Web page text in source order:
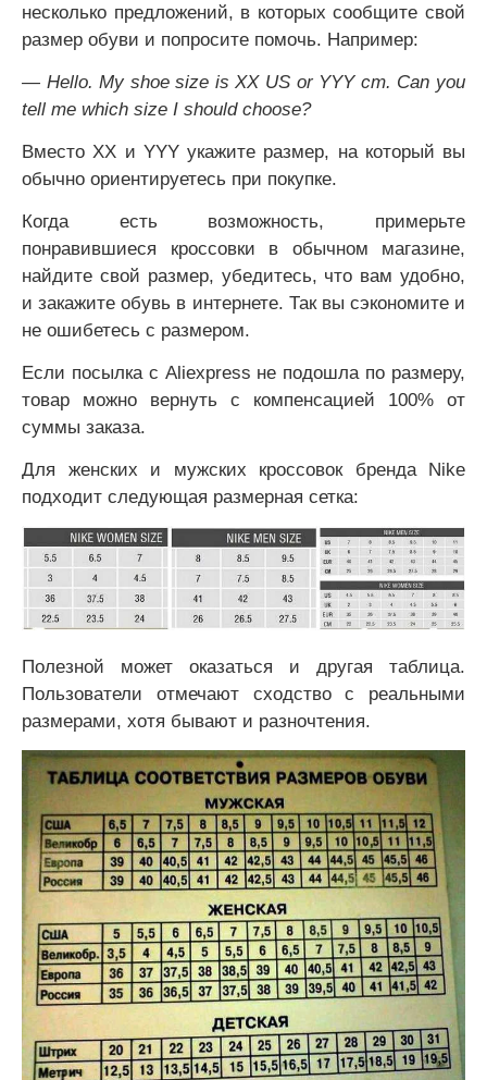
несколько предложений, в которых сообщите свой
размер обуви и попросите помочь. Например:
— Hello. My shoe size is ХХ US or YYY cm. Can you
tell me which size I should choose?
Вместо ХХ и YYY укажите размер, на который вы
обычно ориентируетесь при покупке.
Когда есть возможность, примерьте
понравившиеся кроссовки в обычном магазине,
найдите свой размер, убедитесь, что вам удобно,
и закажите обувь в интернете. Так вы сэкономите и
не ошибетесь с размером.
Если посылка с Aliexpress не подошла по размеру,
товар можно вернуть с компенсацией 100% от
суммы заказа.
Для женских и мужских кроссовок бренда Nike
подходит следующая размерная сетка:
Полезной может оказаться и другая таблица.
Пользователи отмечают сходство с реальными
размерами, хотя бывают и разночтения.